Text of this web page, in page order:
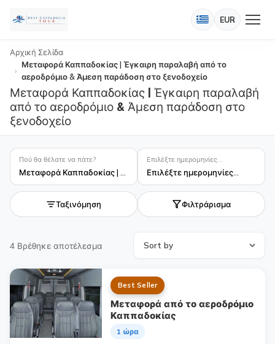
EUR
Αρχική Σελίδα
Μεταφορά Καππαδοκίας | Έγκαιρη παραλαβή από το
αεροδρόμιο & Άμεση παράδοση στο ξενοδοχείο
Μεταφορά Καππαδοκίας | Έγκαιρη παραλαβή
από το αεροδρόμιο & Άμεση παράδοση στο
ξενοδοχείο
Πού θα θέλατε να πάτε? Επιλέξτε ημερομηνίες...
Επιλέξτε ημερομηνίες...
Ταξινόμηση Φιλτράρισμα
4 Βρέθηκε αποτέλεσμα
Best Seller
Μεταφορά από το αεροδρόμιο
Καππαδοκίας
1 ώρα